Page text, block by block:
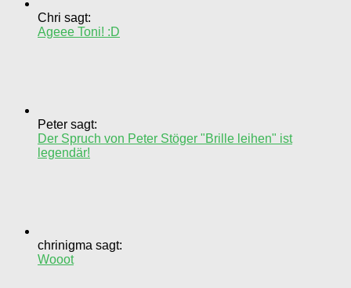
Chri sagt:
Ageee Toni! :D
Peter sagt:
Der Spruch von Peter Stöger "Brille leihen" ist
legendär!
chrinigma sagt:
Wooot